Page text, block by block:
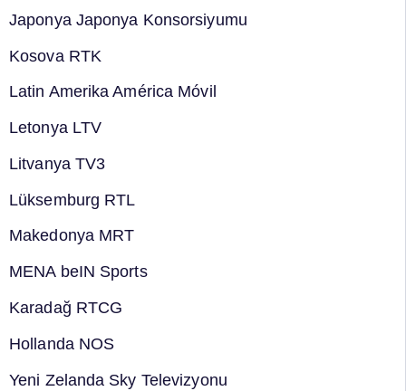
Japonya Japonya Konsorsiyumu
Kosova RTK
Latin Amerika América Móvil
Letonya LTV
Litvanya TV3
Lüksemburg RTL
Makedonya MRT
MENA beIN Sports
Karadağ RTCG
Hollanda NOS
Yeni Zelanda Sky Televizyonu